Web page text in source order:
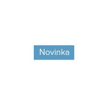
Novinka